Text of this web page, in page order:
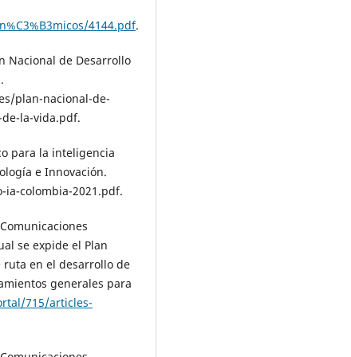
4144.pdf.
Nacional de Desarrollo
plan-nacional-de-
la-vida.pdf.
para la inteligencia
e Innovación.
colombia-2021.pdf.
se expide el Plan
ruta en el desarrollo de
generales para
715/articles-